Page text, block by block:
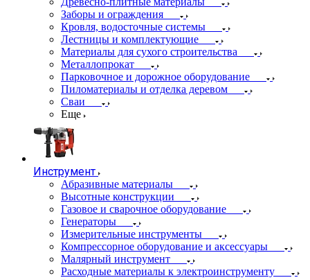
Заборы и ограждения
Кровля, водосточные системы
Лестницы и комплектующие
Материалы для сухого строительства
Металлопрокат
Парковочное и дорожное оборудование
Пиломатериалы и отделка деревом
Сваи
Еще
Инструмент
Абразивные материалы
Высотные конструкции
Газовое и сварочное оборудование
Генераторы
Измерительные инструменты
Компрессорное оборудование и аксессуары
Малярный инструмент
Расходные материалы к электроинструменту